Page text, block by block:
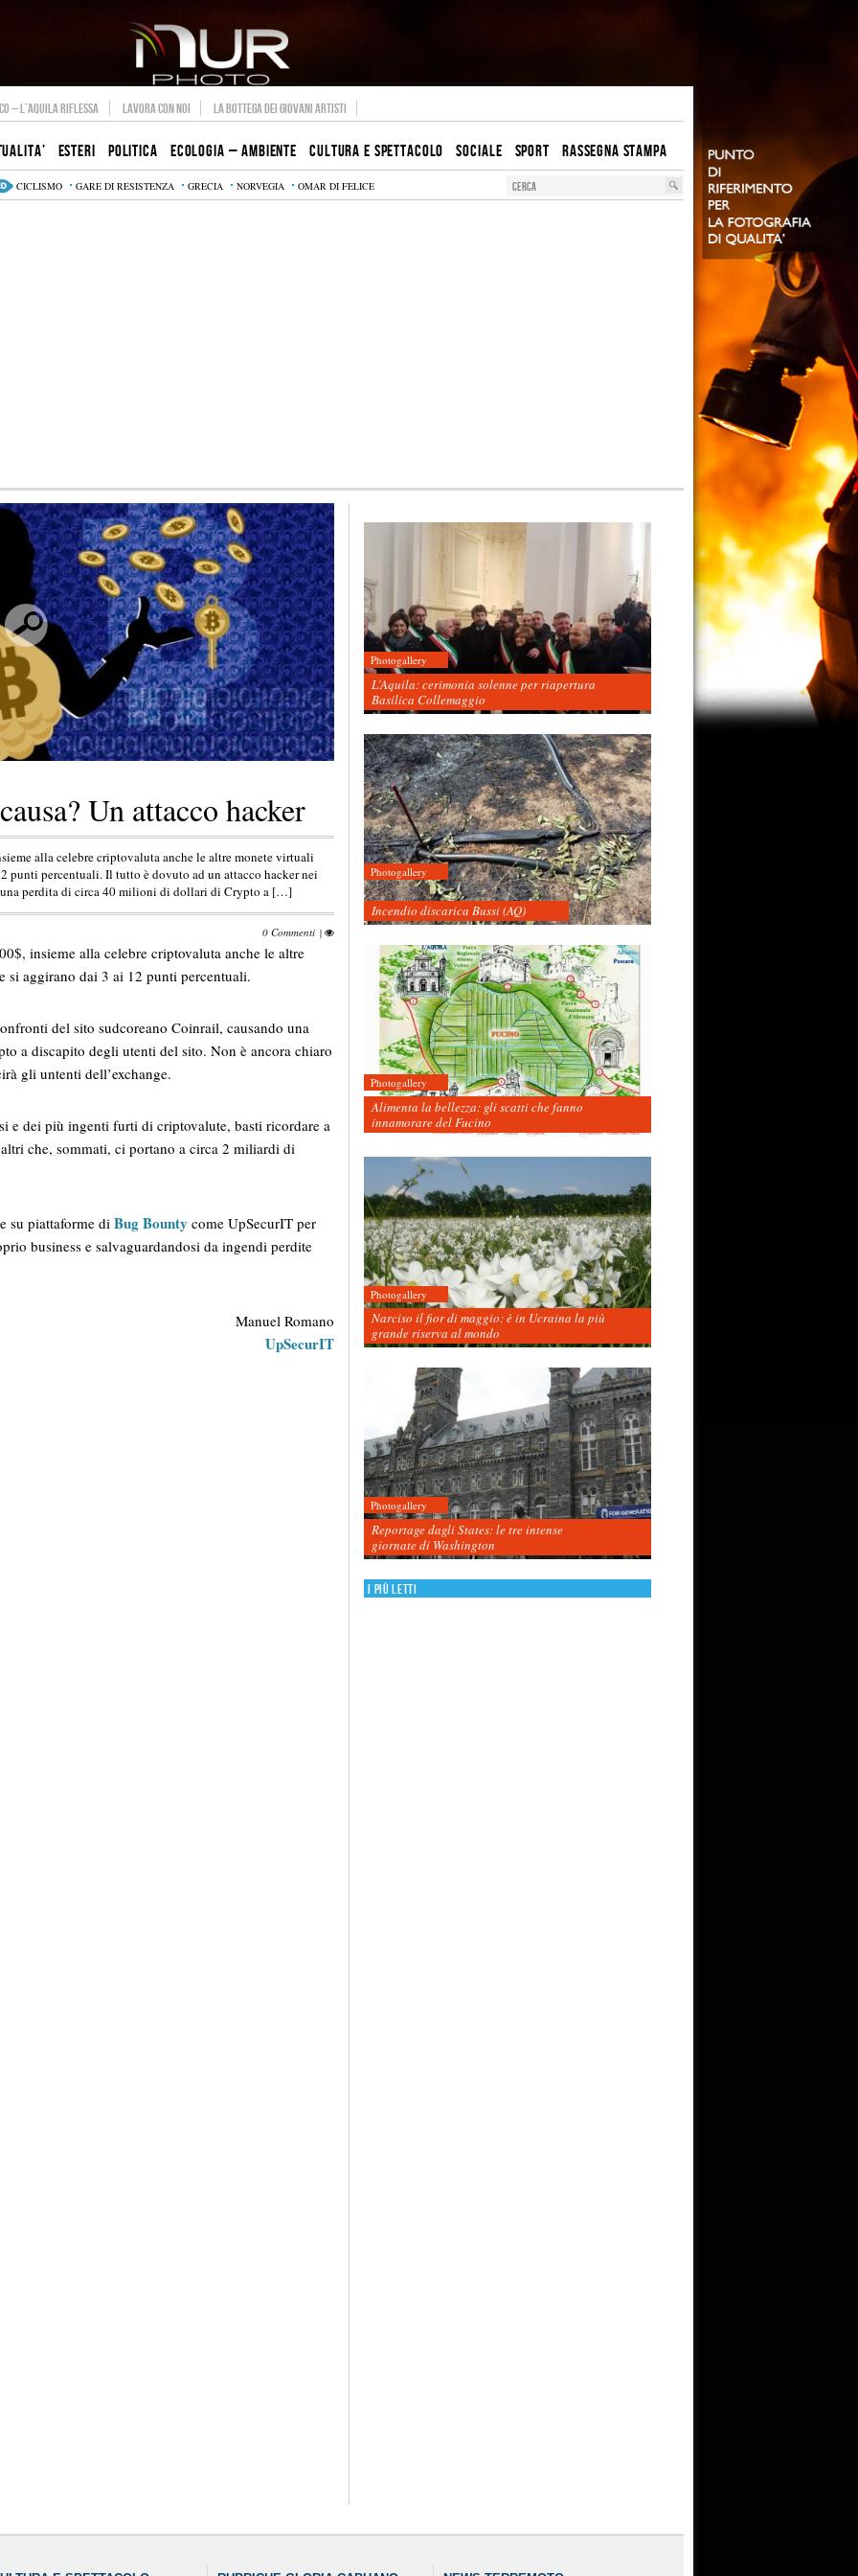
– L’AQUILA RIFLESSA LAVORA CON NOI LA BOTTEGA DEI GIOVANI ARTISTI
ESTERI POLITICA ECOLOGIA – AMBIENTE CULTURA E SPETTACOLO SOCIALE SPORT RASSEGNA STAMPA
CICLISMO GARE DI RESISTENZA GRECIA NORVEGIA OMAR DI FELICE
Un attacco hacker
alla celebre criptovaluta anche le altre monete virtuali
punti percentuali. Il tutto è dovuto ad un attacco hacker nei
perdita di circa 40 milioni di dollari di Crypto a […]
0 Commenti |
insieme alla celebre criptovaluta anche le altre
si aggirano dai 3 ai 12 punti percentuali.
del sito sudcoreano Coinrail, causando una
a discapito degli utenti del sito. Non è ancora chiaro
gli untenti dell’exchange.
e dei più ingenti furti di criptovalute, basti ricordare a
che, sommati, ci portano a circa 2 miliardi di
su piattaforme di Bug Bounty come UpSecurIT per
business e salvaguardandosi da ingendi perdite
Manuel Romano
UpSecurIT
Photogallery
L’Aquila: cerimonia solenne per riapertura
Basilica Collemaggio
Photogallery
Incendio discarica Bussi (AQ)
Photogallery
Alimenta la bellezza: gli scatti che fanno
innamorare del Fucino
Photogallery
Narciso il fior di maggio: è in Ucraina la più
grande riserva al mondo
Photogallery
Reportage dagli States: le tre intense
giornate di Washington
I più letti